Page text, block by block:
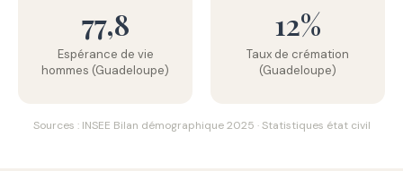
77,8
Espérance de vie
hommes (Guadeloupe)
12%
Taux de crémation
(Guadeloupe)
Sources : INSEE Bilan démographique 2025 · Statistiques état civil